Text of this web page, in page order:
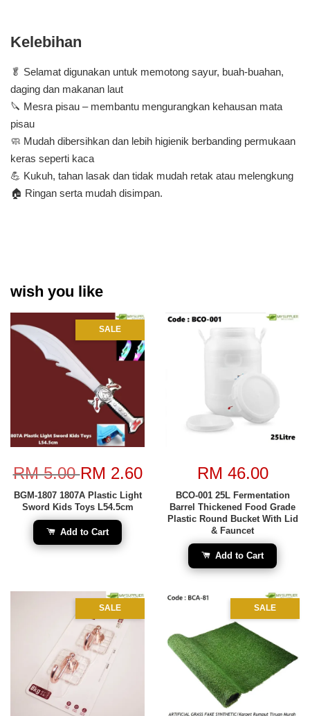
Kelebihan
🥬 Selamat digunakan untuk memotong sayur, buah-buahan,
daging dan makanan laut
🔪 Mesra pisau – membantu mengurangkan kehausan mata
pisau
🧼 Mudah dibersihkan dan lebih higienik berbanding permukaan
keras seperti kaca
💪 Kukuh, tahan lasak dan tidak mudah retak atau melengkung
🏠 Ringan serta mudah disimpan.
wish you like
SALE
RM 5.00RM 2.60
BGM-1807 1807A Plastic Light
Sword Kids Toys L54.5cm
Add to Cart
RM 46.00
BCO-001 25L Fermentation
Barrel Thickened Food Grade
Plastic Round Bucket With Lid
& Fauncet
Add to Cart
SALE SALE